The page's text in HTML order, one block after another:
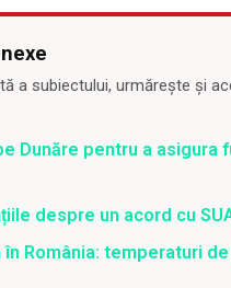
a subiectului, urmărește și
Dunăre pentru a asigura
despre un acord cu
România: temperaturi